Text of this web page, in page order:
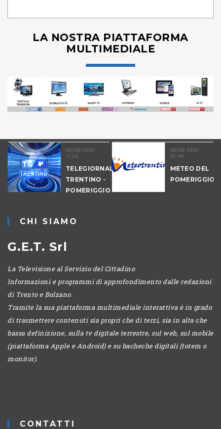
LA NOSTRA PIATTAFORMA
MULTIMEDIALE
06/08 ORE:
11.26
TELEGIORNALE
TRENTINO -
POMERIGGIO
06/08 ORE:
10.49
METEO DEL
POMERIGGIO
CHI SIAMO
G.E.T. Srl
La Televisione al Servizio del Cittadino
Informazioni e programmi di approfondimento dalle redazioni
di Trento e Bolzano.
Tramite la sua piattaforma multimediale interattiva è in grado
di trasmettere contenuti sia propri che di terzi, sia in alta che
bassa definizione, sulla tv digitale terrestre, sul web, sul mobile
(piattaforma Apple e Android) e su bacheche digitali (totem o
monitor).
CONTATTI